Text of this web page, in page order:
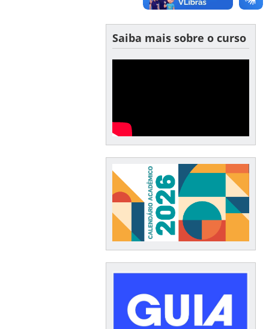
Saiba mais sobre o curso